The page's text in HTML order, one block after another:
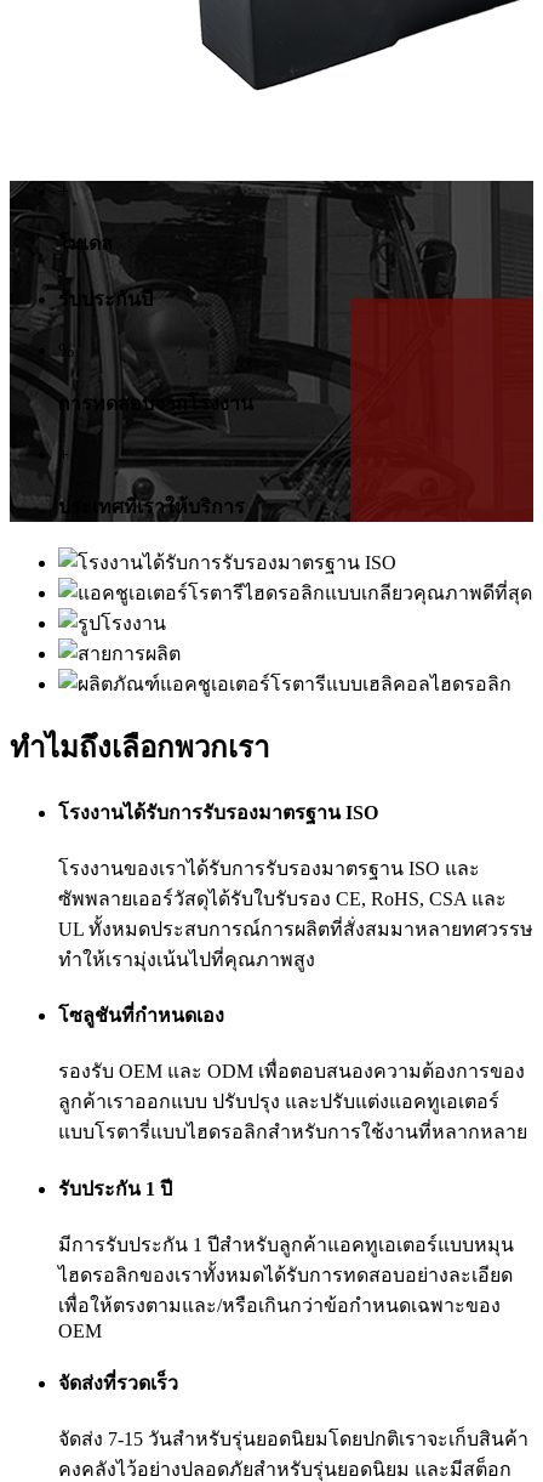
+
โมเดล
รับประกันปี
%
การทดสอบจากโรงงาน
+
ประเทศที่เราให้บริการ
ทำไมถึงเลือกพวกเรา
โรงงานได้รับการรับรองมาตรฐาน ISO
โรงงานของเราได้รับการรับรองมาตรฐาน ISO และ
ซัพพลายเออร์วัสดุได้รับใบรับรอง CE, RoHS, CSA และ
UL ทั้งหมดประสบการณ์การผลิตที่สั่งสมมาหลายทศวรรษ
ทำให้เรามุ่งเน้นไปที่คุณภาพสูง
โซลูชันที่กำหนดเอง
รองรับ OEM และ ODM เพื่อตอบสนองความต้องการของ
ลูกค้าเราออกแบบ ปรับปรุง และปรับแต่งแอคทูเอเตอร์
แบบโรตารี่แบบไฮดรอลิกสำหรับการใช้งานที่หลากหลาย
รับประกัน 1 ปี
มีการรับประกัน 1 ปีสำหรับลูกค้าแอคทูเอเตอร์แบบหมุน
ไฮดรอลิกของเราทั้งหมดได้รับการทดสอบอย่างละเอียด
เพื่อให้ตรงตามและ/หรือเกินกว่าข้อกำหนดเฉพาะของ
OEM
จัดส่งที่รวดเร็ว
จัดส่ง 7-15 วันสำหรับรุ่นยอดนิยมโดยปกติเราจะเก็บสินค้า
คงคลังไว้อย่างปลอดภัยสำหรับรุ่นยอดนิยม และมีสต็อก